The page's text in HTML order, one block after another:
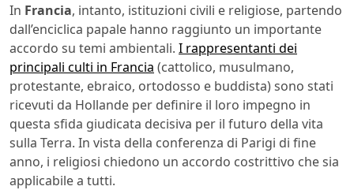
In Francia, intanto, istituzioni civili e religiose, partendo
dall’enciclica papale hanno raggiunto un importante
accordo su temi ambientali. I rappresentanti dei
principali culti in Francia (cattolico, musulmano,
protestante, ebraico, ortodosso e buddista) sono stati
ricevuti da Hollande per definire il loro impegno in
questa sfida giudicata decisiva per il futuro della vita
sulla Terra. In vista della conferenza di Parigi di fine
anno, i religiosi chiedono un accordo costrittivo che sia
applicabile a tutti.